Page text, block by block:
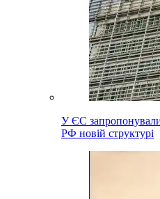
У ЄС
РФ новій структурі